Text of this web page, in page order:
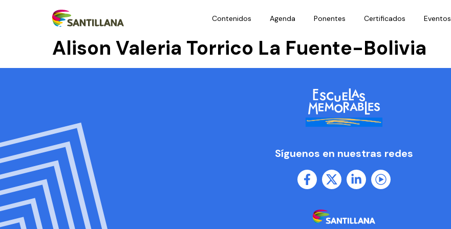
Contenidos Agenda Ponentes Certificados Eventos
Alison Valeria Torrico La Fuente-Bolivia
Síguenos en nuestras redes